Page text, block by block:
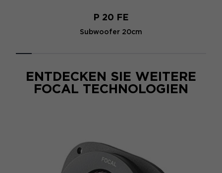
P 20 FE
Subwoofer 20cm
ENTDECKEN SIE WEITERE
FOCAL TECHNOLOGIEN